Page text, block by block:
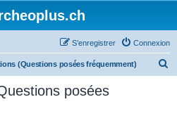
Connexion
S’enregistrer
(Questions posées fréquemment)
posées